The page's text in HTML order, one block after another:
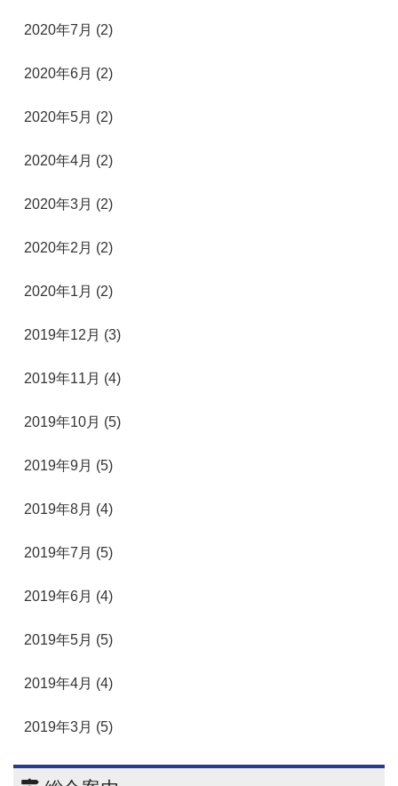
2020年7月 (2)
2020年6月 (2)
2020年5月 (2)
2020年4月 (2)
2020年3月 (2)
2020年2月 (2)
2020年1月 (2)
2019年12月 (3)
2019年11月 (4)
2019年10月 (5)
2019年9月 (5)
2019年8月 (4)
2019年7月 (5)
2019年6月 (4)
2019年5月 (5)
2019年4月 (4)
2019年3月 (5)